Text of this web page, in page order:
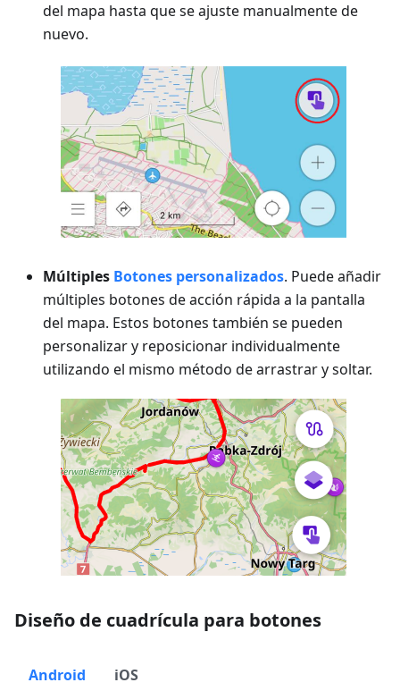
del mapa hasta que se ajuste manualmente de
nuevo.
Múltiples Botones personalizados. Puede añadir
múltiples botones de acción rápida a la pantalla
del mapa. Estos botones también se pueden
personalizar y reposicionar individualmente
utilizando el mismo método de arrastrar y soltar.
Diseño de cuadrícula para botones
Android iOS